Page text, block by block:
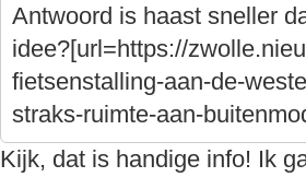
Antwoord is haast sneller
idee?[url=https://
fietsenstalling-aan-de-
straks-ruimte-aan-
Kijk, dat is handige info! Ik